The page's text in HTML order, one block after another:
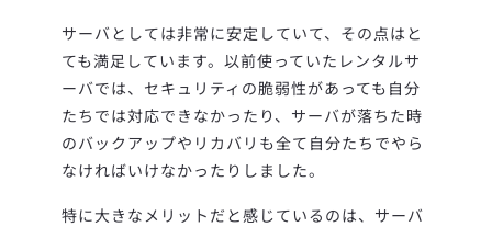
サーバとしては非常に安定していて、その点はと
ても満足しています。以前使っていたレンタルサ
ーバでは、セキュリティの脆弱性があっても自分
たちでは対応できなかったり、サーバが落ちた時
のバックアップやリカバリも全て自分たちでやら
なければいけなかったりしました。
特に大きなメリットだと感じているのは、サーバ